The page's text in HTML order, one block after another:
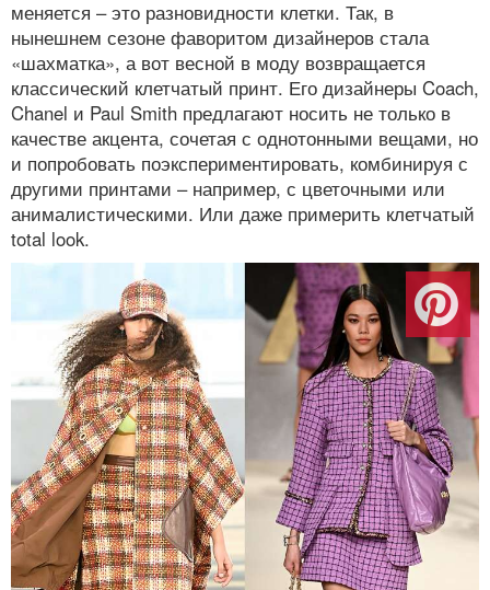
меняется – это разновидности клетки. Так, в
нынешнем сезоне фаворитом дизайнеров стала
«шахматка», а вот весной в моду возвращается
классический клетчатый принт. Его дизайнеры Coach,
Chanel и Paul Smith предлагают носить не только в
качестве акцента, сочетая с однотонными вещами, но
и попробовать поэкспериментировать, комбинируя с
другими принтами – например, с цветочными или
анималистическими. Или даже примерить клетчатый
total look.